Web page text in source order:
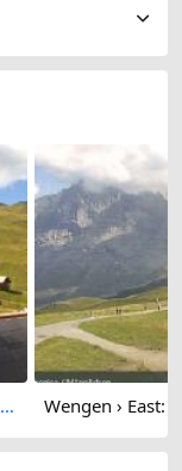
Grindelwald: Tschuggen - Eiger - Wetterhorn - Jungfrau Region - Mönch - Schreckhorn - Gross Fiescherhorn - Silberhorn